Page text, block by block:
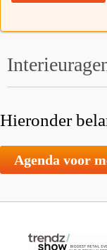
Hieronder
Agenda voor